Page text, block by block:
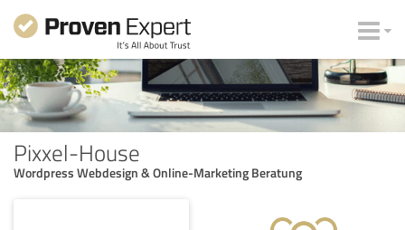
Pixxel-House
Wordpress Webdesign & Online-Marketing Beratung